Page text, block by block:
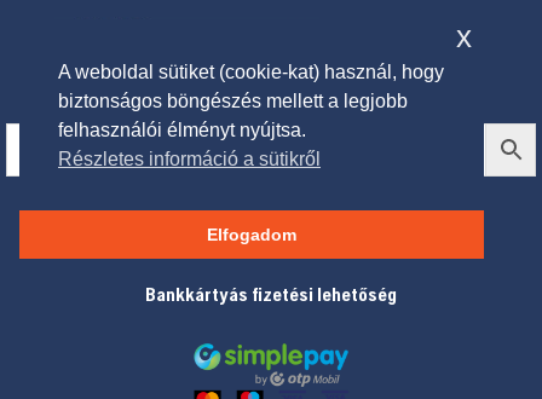
Zero Turn traktorok
Bankkártyás fizetési lehetőség
A weboldal sütiket (cookie-kat) használ, hogy
biztonságos böngészés mellett a legjobb
felhasználói élményt nyújtsa.
Részletes információ a sütikről
Elfogadom
x